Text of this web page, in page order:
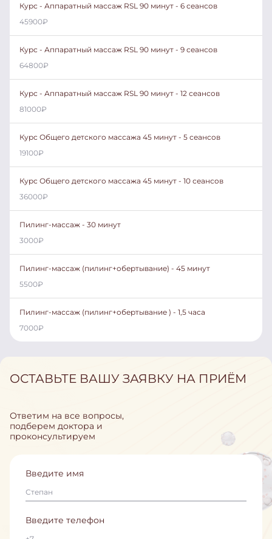
Курс - Аппаратный массаж RSL 90 минут - 6 сеансов
45900₽
Курс - Аппаратный массаж RSL 90 минут - 9 сеансов
64800₽
Курс - Аппаратный массаж RSL 90 минут - 12 сеансов
81000₽
Курс Общего детского массажа 45 минут - 5 сеансов
19100₽
Курс Общего детского массажа 45 минут - 10 сеансов
36000₽
Пилинг-массаж - 30 минут
3000₽
Пилинг-массаж (пилинг+обертывание) - 45 минут
5500₽
Пилинг-массаж (пилинг+обертывание ) - 1,5 часа
7000₽
ОСТАВЬТЕ ВАШУ ЗАЯВКУ НА ПРИЁМ
Ответим на все вопросы,
подберем доктора и
проконсультируем
Введите имя
Введите телефон